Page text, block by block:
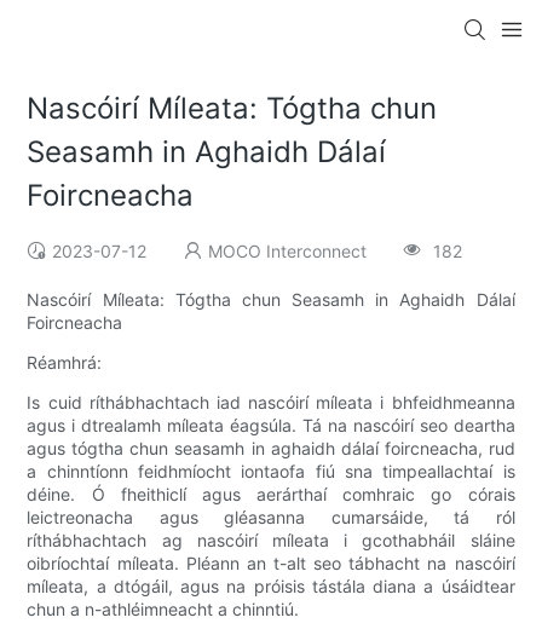
Nascóirí Míleata: Tógtha chun
Seasamh in Aghaidh Dálaí
Foircneacha
2023-07-12 MOCO Interconnect 182
Nascóirí Míleata: Tógtha chun Seasamh in Aghaidh Dálaí
Foircneacha
Réamhrá:
Is cuid ríthábhachtach iad nascóirí míleata i bhfeidhmeanna
agus i dtrealamh míleata éagsúla. Tá na nascóirí seo deartha
agus tógtha chun seasamh in aghaidh dálaí foircneacha, rud
a chinntíonn feidhmíocht iontaofa fiú sna timpeallachtaí is
déine. Ó fheithiclí agus aerárthaí comhraic go córais
leictreonacha agus gléasanna cumarsáide, tá ról
ríthábhachtach ag nascóirí míleata i gcothabháil sláine
oibríochtaí míleata. Pléann an t-alt seo tábhacht na nascóirí
míleata, a dtógáil, agus na próisis tástála diana a úsáidtear
chun a n-athléimneacht a chinntiú.